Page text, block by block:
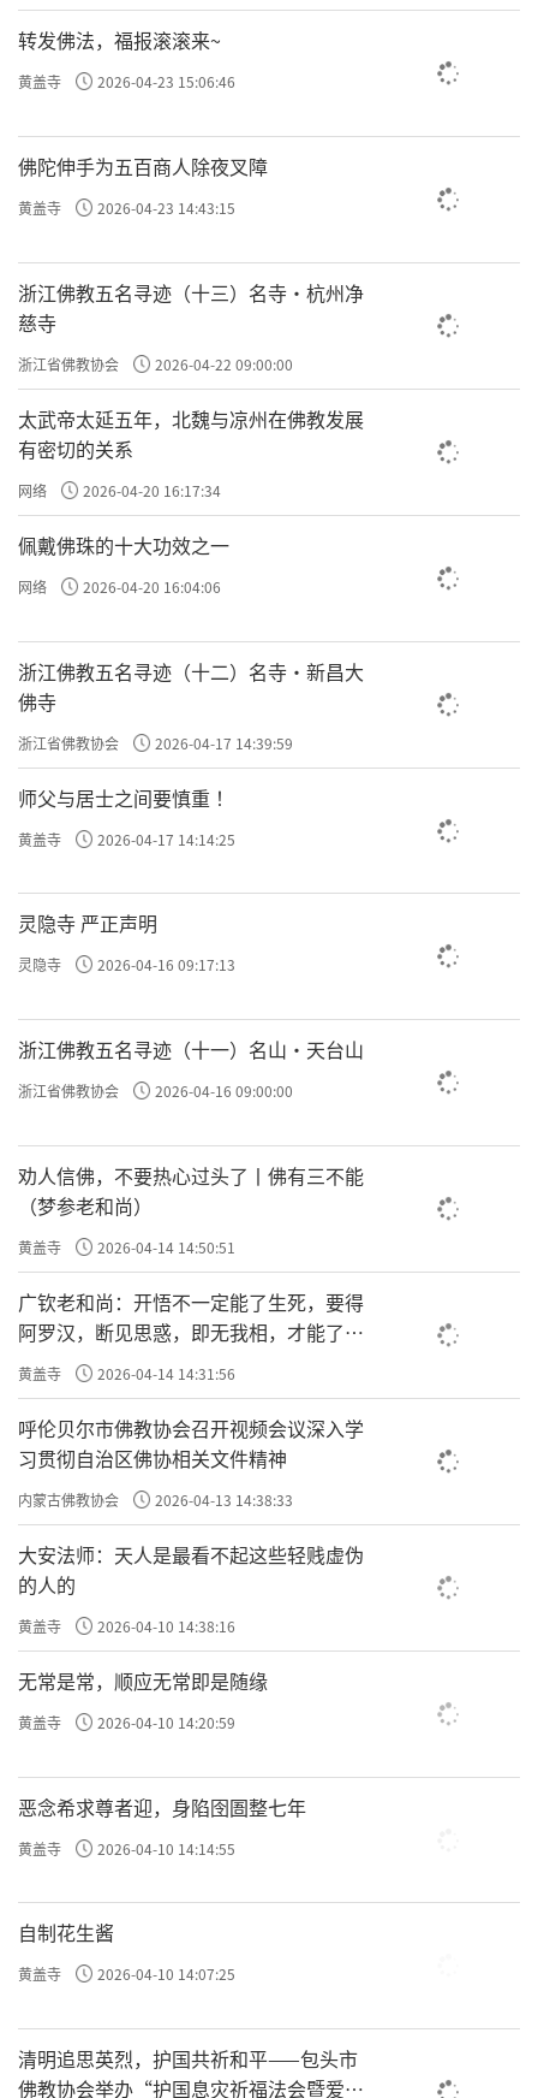
转发佛法，福报滚滚来~
黄盖寺 2026-04-23 15:06:46
佛陀伸手为五百商人除夜叉障
黄盖寺 2026-04-23 14:43:15
浙江佛教五名寻迹（十三）名寺·杭州净
慈寺
浙江省佛教协会 2026-04-22 09:00:00
太武帝太延五年，北魏与凉州在佛教发展
有密切的关系
网络 2026-04-20 16:17:34
佩戴佛珠的十大功效之一
网络 2026-04-20 16:04:06
浙江佛教五名寻迹（十二）名寺·新昌大
佛寺
浙江省佛教协会 2026-04-17 14:39:59
师父与居士之间要慎重 ！
黄盖寺 2026-04-17 14:14:25
灵隐寺 严正声明
灵隐寺 2026-04-16 09:17:13
浙江佛教五名寻迹（十一）名山·天台山
浙江省佛教协会 2026-04-16 09:00:00
劝人信佛，不要热心过头了丨佛有三不能
（梦参老和尚）
黄盖寺 2026-04-14 14:50:51
广钦老和尚：开悟不一定能了生死，要得
阿罗汉，断见思惑，即无我相，才能了生
死
黄盖寺 2026-04-14 14:31:56
呼伦贝尔市佛教协会召开视频会议深入学
习贯彻自治区佛协相关文件精神
内蒙古佛教协会 2026-04-13 14:38:33
大安法师：天人是最看不起这些轻贱虚伪
的人的
黄盖寺 2026-04-10 14:38:16
无常是常，顺应无常即是随缘
黄盖寺 2026-04-10 14:20:59
恶念希求尊者迎，身陷囹圄整七年
黄盖寺 2026-04-10 14:14:55
自制花生酱
黄盖寺 2026-04-10 14:07:25
清明追思英烈，护国共祈和平——包头市
佛教协会举办“护国息灾祈福法会暨爱国